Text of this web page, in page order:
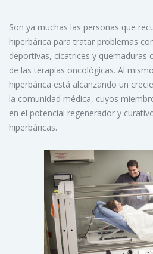
Son ya muchas las personas que
hiperbárica para tratar problemas
deportivas, cicatrices y quemaduras
de las terapias oncológicas. Al
hiperbárica está alcanzando un
la comunidad médica, cuyos
en el potencial regenerador y
hiperbáricas.